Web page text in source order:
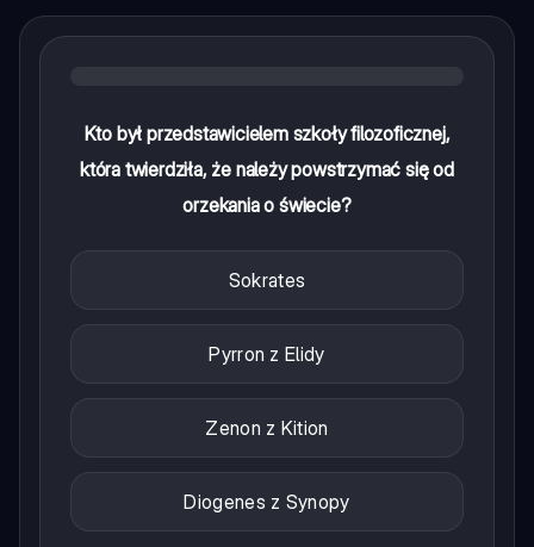
Kto był przedstawicielem szkoły filozoficznej,
która twierdziła, że należy powstrzymać się od
orzekania o świecie?
Sokrates
Pyrron z Elidy
Zenon z Kition
Diogenes z Synopy